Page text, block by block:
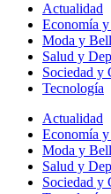
Actualidad
Economía y
Moda y
Salud y
Sociedad y
Tecnología
Actualidad
Economía y
Moda y
Salud y
Sociedad y